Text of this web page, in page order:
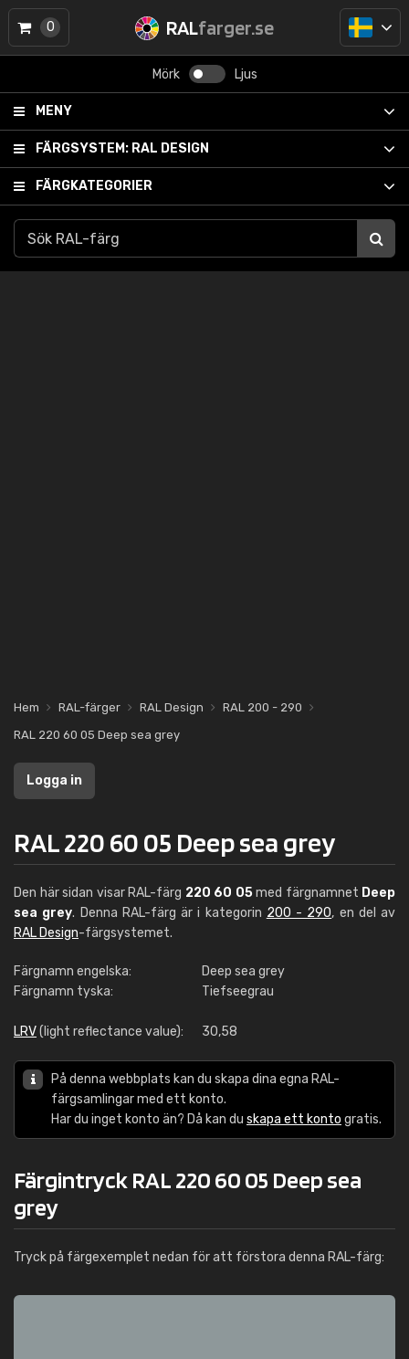
RALfarger.se
Mörk Ljus
MENY
FÄRGSYSTEM: RAL DESIGN
FÄRGKATEGORIER
0
Hem RAL-färger RAL Design
RAL 200 - 290
RAL 220 60 05 Deep sea grey
Logga in
RAL 220 60 05 Deep sea grey
Den här sidan visar RAL-färg 220 60 05med färgnamnet Deep
sea grey. Denna RAL-färg är i kategorin 200 - 290, en del av
RAL Design-färgsystemet.
Färgnamn engelska:
Deep sea grey
Färgnamn tyska:
Tiefseegrau
LRV(light reflectance value): 30,58
På denna webbplats kan du skapa dina egna RAL-
färgsamlingar med ett konto.
Har du inget konto än? Då kan du skapa ett konto gratis.
Färgintryck RAL 220 60 05 Deep sea
grey
Tryck på färgexemplet nedan för att förstora denna RAL-färg: